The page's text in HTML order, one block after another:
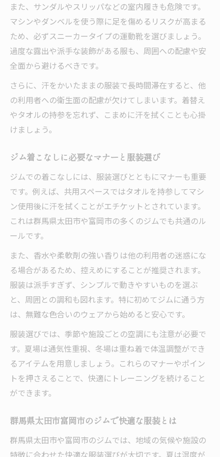
ジムでNGな服装と正しい選び方の基本
気持ち良く運動するための服装ルール解説
施設利用時に求められる服装マナーとは
富岡市で見つけた快適なジムウェア選びのコツ
富岡市で人気のジムウェア特徴と選び方
快適性重視のジムウェア選び実践ポイント
富岡市ジム通いで実感した服装の大切さ
ジムウェア選びで外せない着心地と動きや
ジム利用者がすすめるウェア選びのコツ
また、サンダルやスリッパなどの室内履きも危険です。
マシンやダンベルを使う際に足を傷めるリスクが高まる
ため、必ずスニーカータイプの運動靴を選びましょう。
過度な露出や派手な装飾がある服も、周囲への配慮や安
全面から避けるべきです。
さらに、汗をかいたままの服装で長時間滞在すると、他
の利用者への衛生面の配慮が欠けてしまいます。着替え
やタオルの持参を忘れず、こまめに汗を拭くことも心掛
けましょう。
ジム着こなしに必要なマナーと服装選び
ジムでの着こなしには、服装選びとともにマナーも重要
です。例えば、共用スペースではタオルを持参してマシ
ン使用後に汗を拭くことがエチケットとされています。
これは群馬県太田市や富岡市の多くのジムでも共通のル
ールです。
また、香水や柔軟剤の強い香りは他の利用者の迷惑にな
る場合があるため、控えめにすることが推奨されます。
服装は派手すぎず、シンプルで動きやすいものを選ぶ
と、周囲との調和も図れます。特に初めてジムに通う方
は、無難な色合いのウェアから始めると安心です。
服装選びでは、季節や施設ごとの空調にも注意が必要で
す。夏場は通気性重視、冬場は重ね着で体温調整ができ
るアイテムを用意しましょう。これらのマナーやポイン
トを押さえることで、快適にトレーニングを続けること
ができます。
群馬県太田市富岡市のジムで快適な服装とは
群馬県太田市や富岡市のジムでは、地域の気候や施設の
特徴に合わせた快適な服装選びが大切です。夏は湿度が